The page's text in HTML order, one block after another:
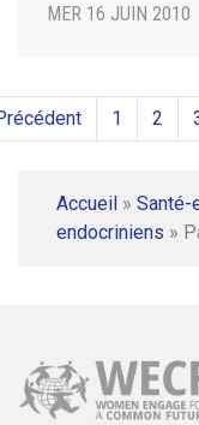
MER 16 JUIN 2010
1 2
Accueil » Santé-
endocriniens »